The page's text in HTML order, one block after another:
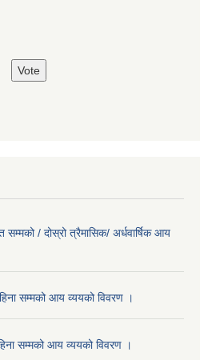
/ दोस्रो त्रैमासिक/ अर्धवार्षिक आय
सम्मको आय व्ययको विवरण ।
सम्मको आय व्ययको विवरण ।